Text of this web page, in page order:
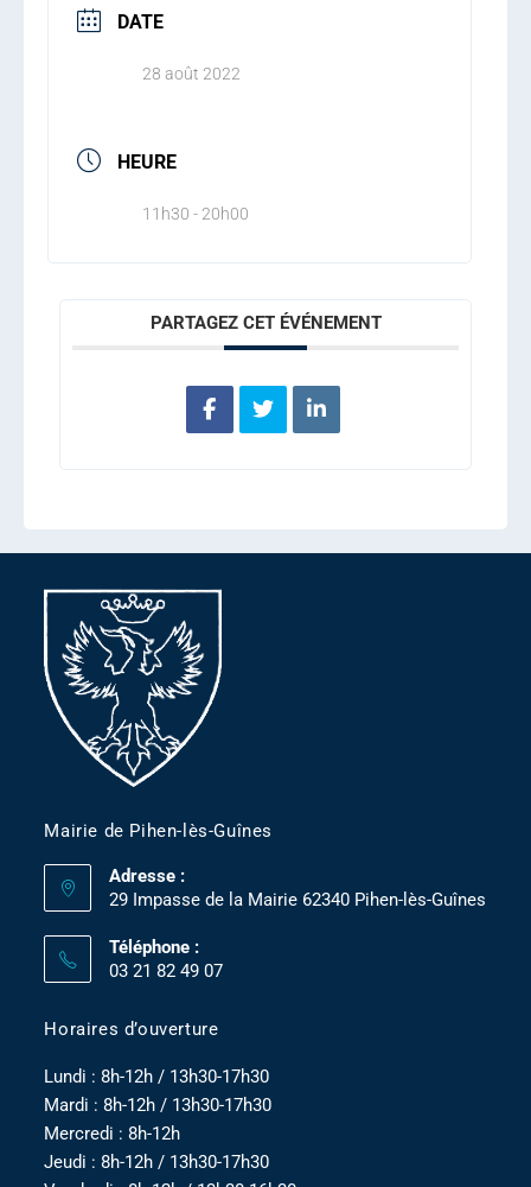
DATE
28 août 2022
HEURE
11h30 - 20h00
PARTAGEZ CET ÉVÉNEMENT
Mairie de Pihen-lès-Guînes
Adresse :
29 Impasse de la Mairie 62340 Pihen-lès-Guînes
Téléphone :
03 21 82 49 07
Horaires d’ouverture
Lundi : 8h-12h / 13h30-17h30
Mardi : 8h-12h / 13h30-17h30
Mercredi : 8h-12h
Jeudi : 8h-12h / 13h30-17h30